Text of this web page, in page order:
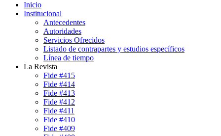
Inicio
Institucional
Antecedentes
Autoridades
Servicios Ofrecidos
Listado de contrapartes y estudios específicos
Línea de tiempo
La Revista
Fide #415
Fide #414
Fide #413
Fide #412
Fide #411
Fide #410
Fide #409